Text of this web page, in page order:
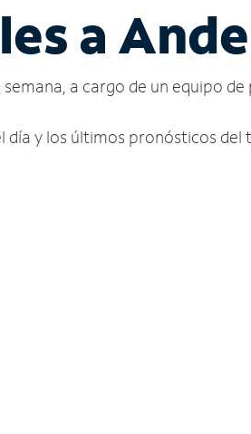
a
a cargo de un equipo
y los últimos pronósticos del